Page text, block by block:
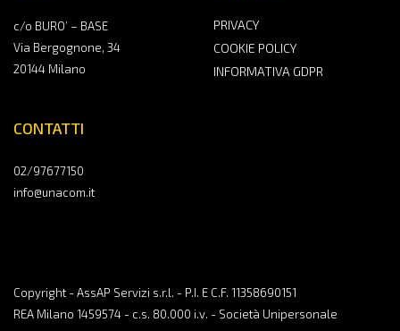
c/o BURO’ – BASE
Via Bergognone, 34
20144 Milano
CONTATTI
02/97677150
info@unacom.it
PRIVACY
COOKIE POLICY
INFORMATIVA GDPR
Copyright - AssAP Servizi s.r.l. - P.I. E C.F. 11358690151
REA Milano 1459574 - c.s. 80.000 i.v. - Società Unipersonale